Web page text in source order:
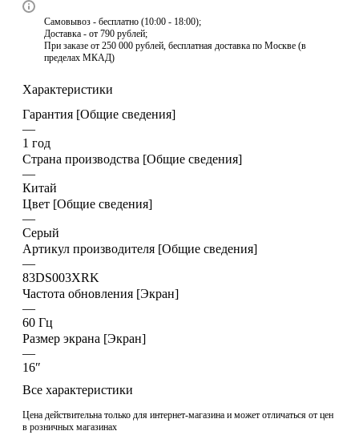
Самовывоз - бесплатно (10:00 - 18:00);
Доставка - от 790 рублей;
При заказе от 250 000 рублей, бесплатная доставка по Москве (в
пределах МКАД)
Характеристики
Гарантия [Общие сведения]
—
1 год
Страна производства [Общие сведения]
—
Китай
Цвет [Общие сведения]
—
Серый
Артикул производителя [Общие сведения]
—
83DS003XRK
Частота обновления [Экран]
—
60 Гц
Размер экрана [Экран]
—
16″
Все характеристики
Цена действительна только для интернет-магазина и может отличаться от цен
в розничных магазинах